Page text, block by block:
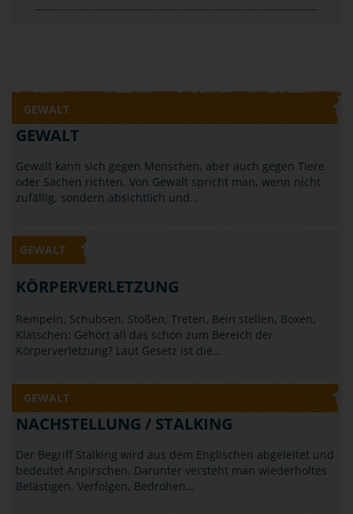
GEWALT
GEWALT
Gewalt kann sich gegen Menschen, aber auch gegen Tiere
oder Sachen richten. Von Gewalt spricht man, wenn nicht
zufällig, sondern absichtlich und…
GEWALT
KÖRPERVERLETZUNG
Rempeln, Schubsen, Stoßen, Treten, Bein stellen, Boxen,
Klatschen: Gehört all das schon zum Bereich der
Körperverletzung? Laut Gesetz ist die…
GEWALT
NACHSTELLUNG / STALKING